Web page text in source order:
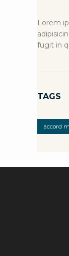
Lorem
fugit in
TAGS
accord